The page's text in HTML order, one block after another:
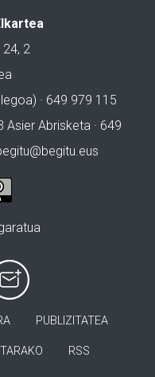
2
· 649 979 115
Asier Abrisketa · 649
PUBLIZITATEA
RSS